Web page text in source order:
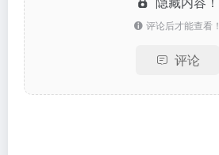
评论后才能查看！
评论